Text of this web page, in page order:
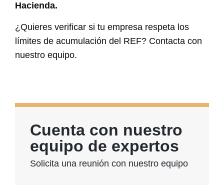
Hacienda.
¿Quieres verificar si tu empresa respeta los
límites de acumulación del REF? Contacta con
nuestro equipo.
Cuenta con nuestro
equipo de expertos
Solicita una reunión con nuestro equipo